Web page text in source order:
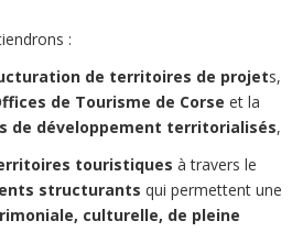
:
de territoires de projets,
de Tourisme de Corse et la
de développement territorialisés,
touristiques à travers le
structurants qui permettent une
culturelle, de pleine